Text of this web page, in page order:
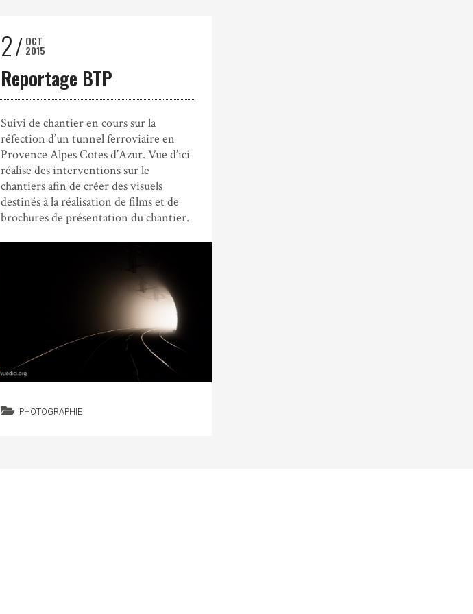
2 OCT
2015
Reportage BTP
Suivi de chantier en cours sur la
réfection d’un tunnel ferroviaire en
Provence Alpes Cotes d’Azur. Vue d’ici
réalise des interventions sur le
chantiers afin de créer des visuels
destinés à la réalisation de films et de
brochures de présentation du chantier.
PHOTOGRAPHIE